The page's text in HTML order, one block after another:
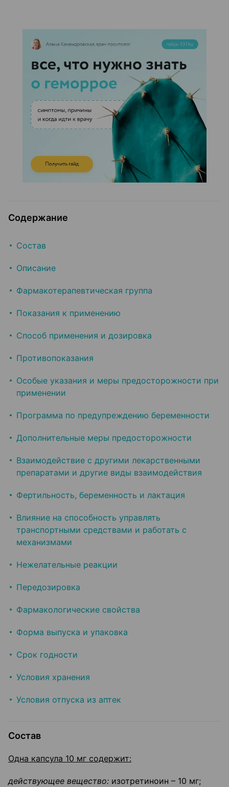
Содержание
Состав
Описание
Фармакотерапевтическая группа
Показания к применению
Способ применения и дозировка
Противопоказания
Особые указания и меры предосторожности при
применении
Программа по предупреждению беременности
Дополнительные меры предосторожности
Взаимодействие с другими лекарственными
препаратами и другие виды взаимодействия
Фертильность, беременность и лактация
Влияние на способность управлять
транспортными средствами и работать с
механизмами
Нежелательные реакции
Передозировка
Фармакологические свойства
Форма выпуска и упаковка
Срок годности
Условия хранения
Условия отпуска из аптек
Состав
Одна капсула 10 мг содержит:
действующее вещество: изотретиноин – 10 мг;